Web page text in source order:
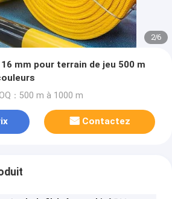
2/6
mm pour terrain de jeu 500 m
：500 m à 1000 m
Contactez